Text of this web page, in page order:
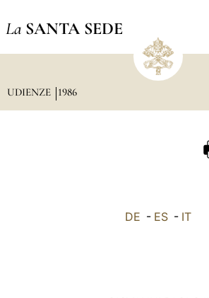
La SANTA SEDE
UDIENZE 1986
DE - ES - IT